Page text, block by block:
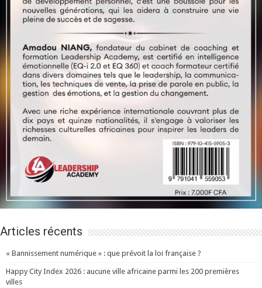
Articles récents
« Bannissement numérique » : que prévoit la loi française ?
Happy City Index 2026 : aucune ville africaine parmi les 200 premières
villes